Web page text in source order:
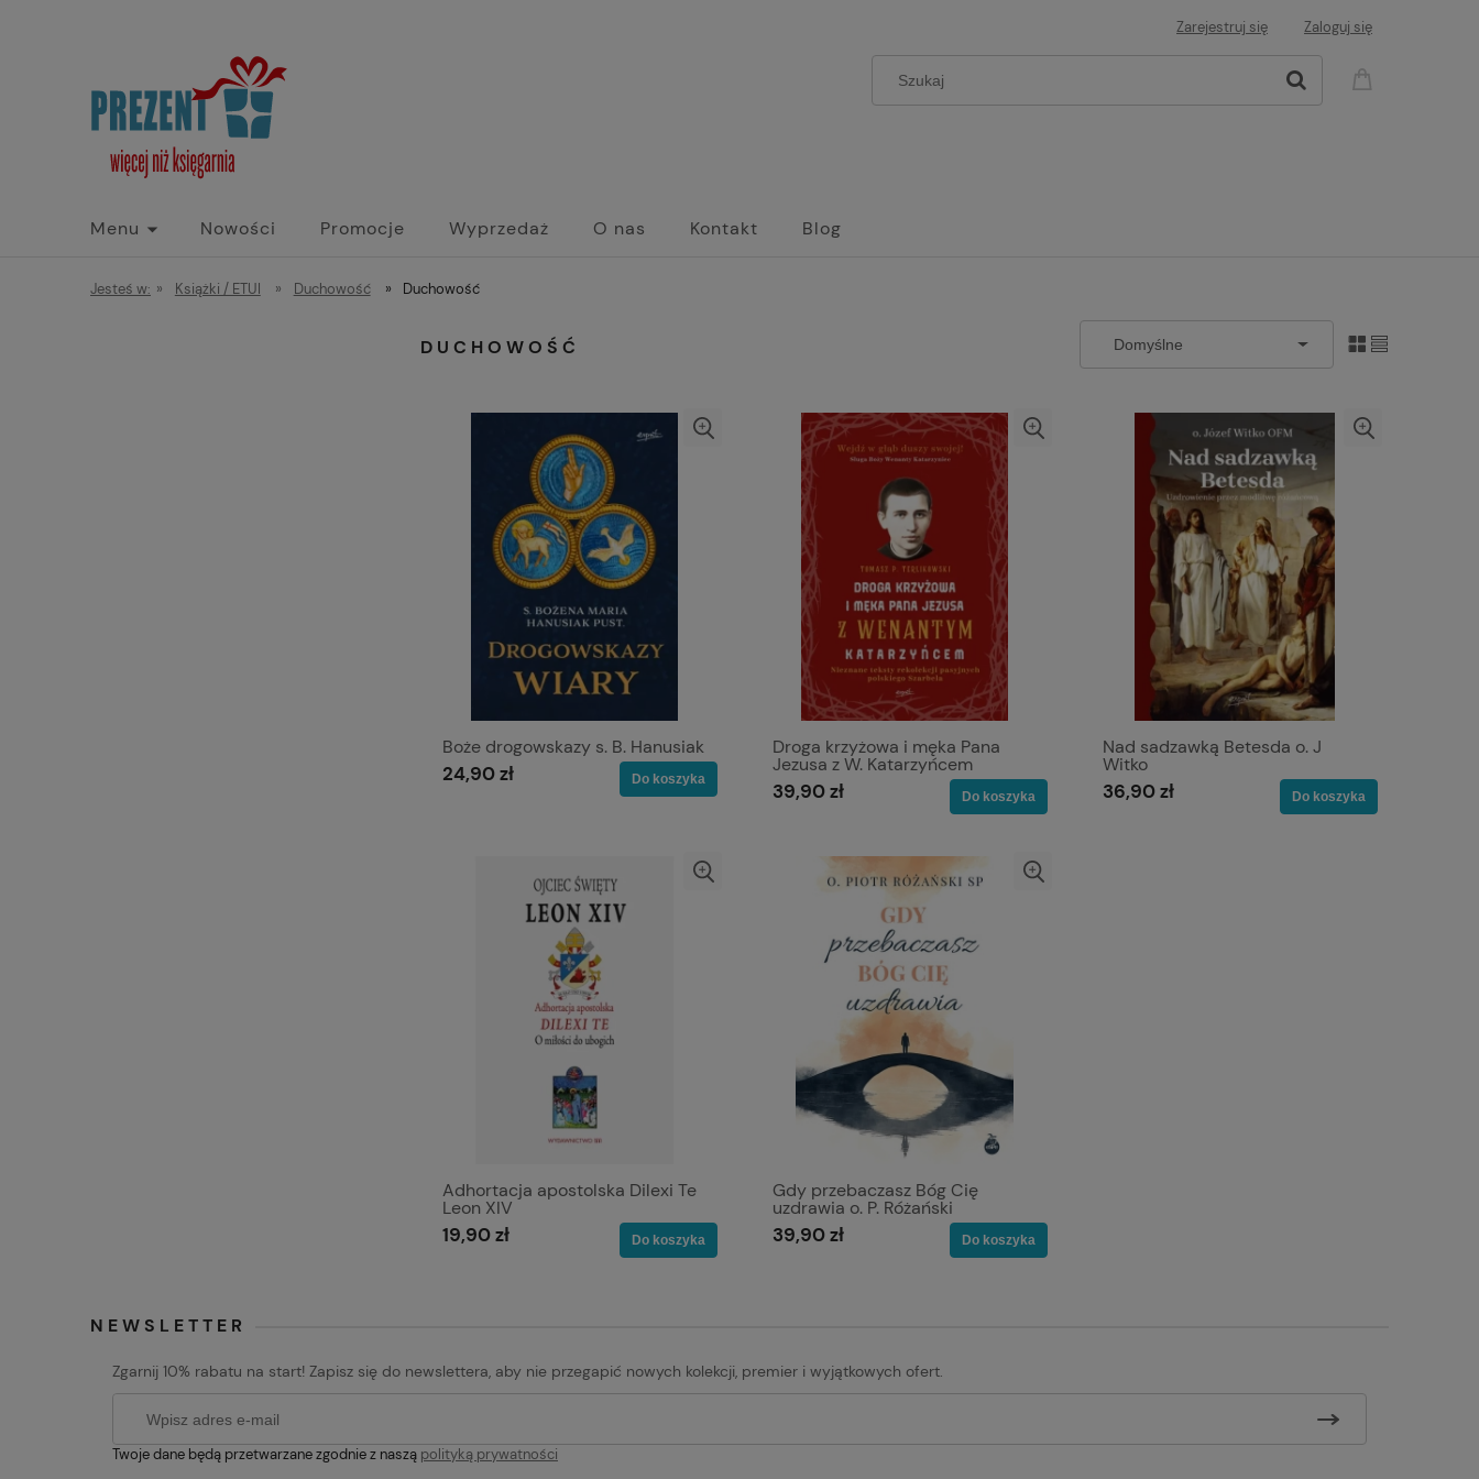
Zarejestruj się Zaloguj się
Menu Nowości Promocje Wyprzedaż O nas Kontakt Blog
Jesteś w: » Książki / ETUI » Duchowość » Duchowość
DUCHOWOŚĆ
Boże drogowskazy s. B. Hanusiak
24,90 zł Do koszyka
Droga krzyżowa i męka Pana
Jezusa z W. Katarzyńcem
39,90 zł Do koszyka
Nad sadzawką Betesda o. J
Witko
36,90 zł Do koszyka
Adhortacja apostolska Dilexi Te
Leon XIV
19,90 zł Do koszyka
Gdy przebaczasz Bóg Cię
uzdrawia o. P. Różański
39,90 zł Do koszyka
NEWSLETTER
Zgarnij 10% rabatu na start! Zapisz się do newslettera, aby nie przegapić nowych kolekcji, premier i wyjątkowych ofert.
Twoje dane będą przetwarzane zgodnie z naszą polityką prywatności